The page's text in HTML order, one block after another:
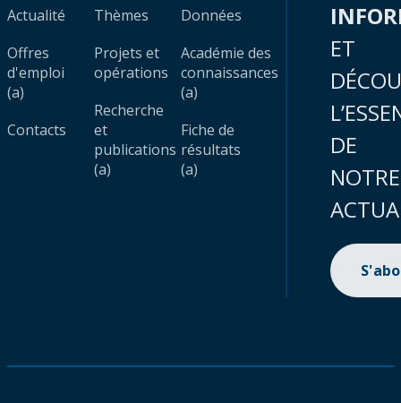
Actualité
Offres
d'emploi
(a)
Contacts
Thèmes
Projets et
opérations
Recherche
et
publications
(a)
Données
Académie des
connaissances
(a)
Fiche de
résultats
(a)
ET
DE
NOTRE